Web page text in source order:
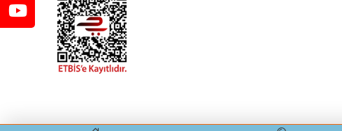
Antik Yayınları
Antrenmanlarla Yayınları
Aperatifyayınları
Aprıl Yayınları